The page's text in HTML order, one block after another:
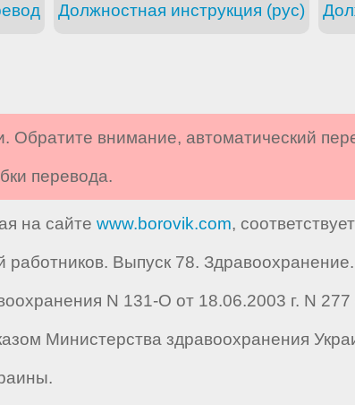
Должностная инструкция (рус)
Обратите внимание, автоматический
перевода.
на сайте www.borovik.com,
Выпуск 78.
N 131-О от 18.06.2003 г. N 277
Министерства здравоохранения